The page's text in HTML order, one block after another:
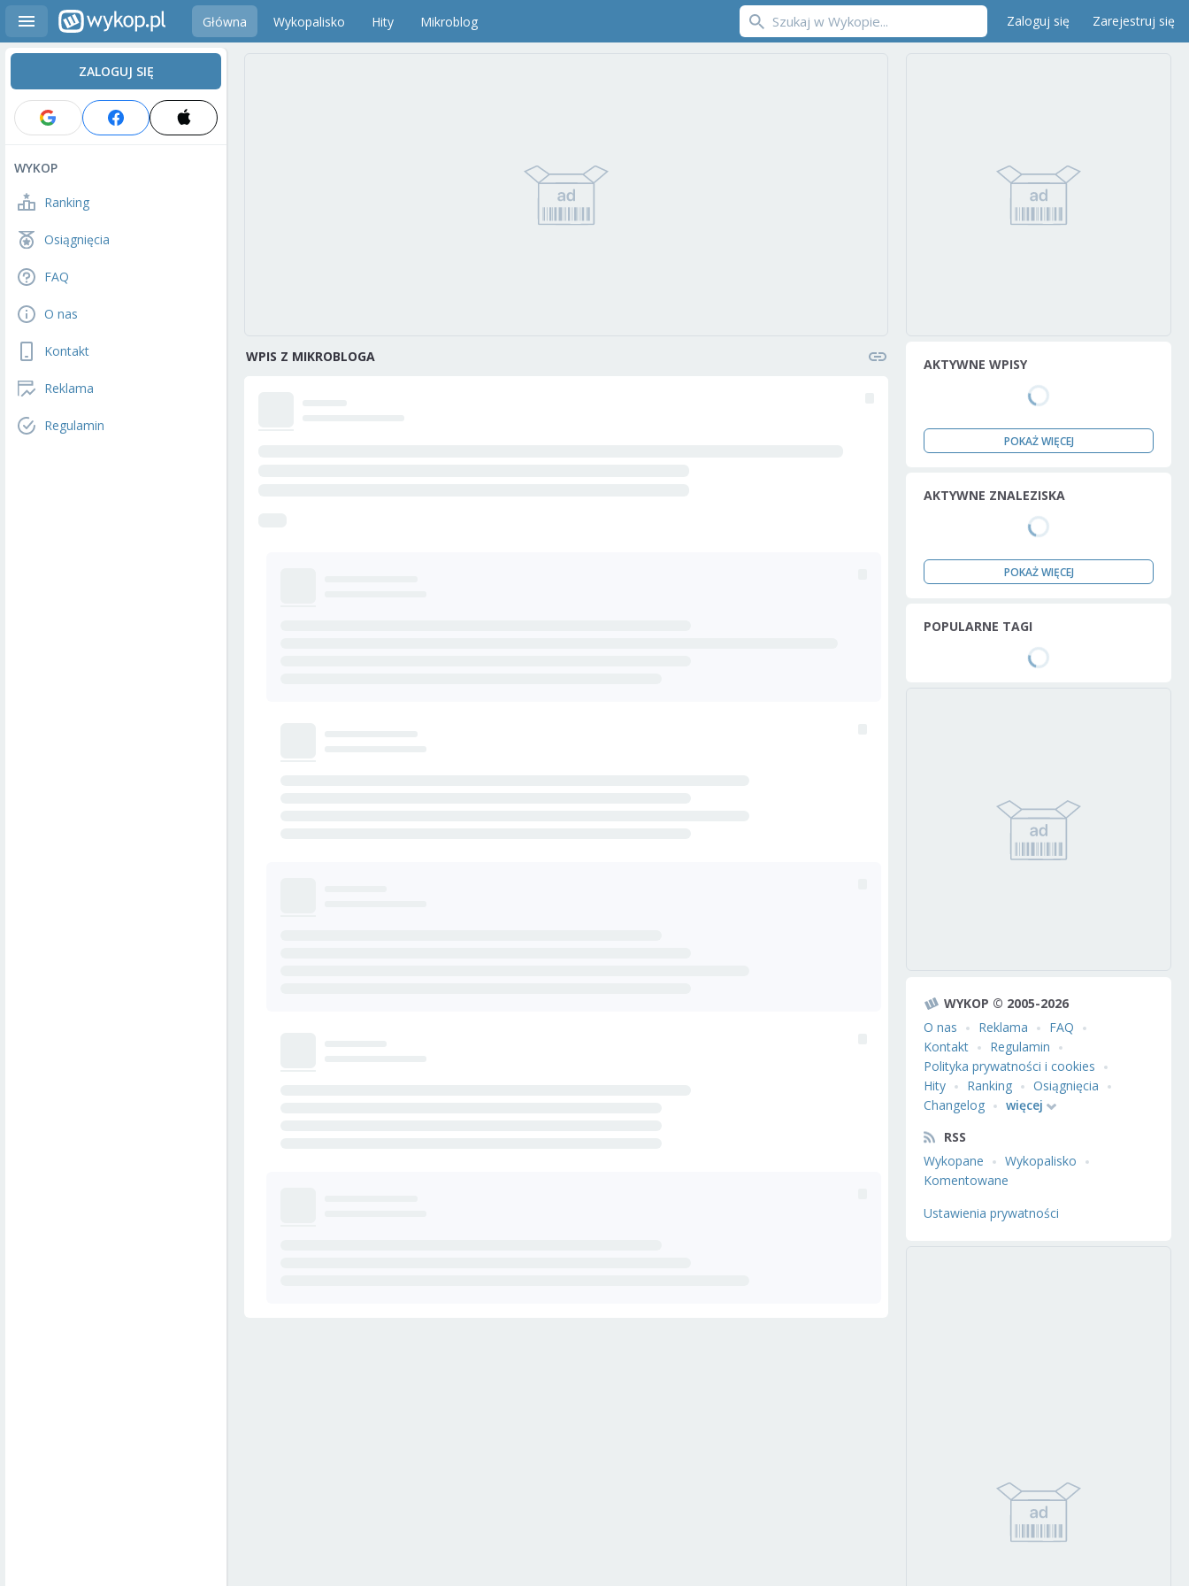
Główna Wykopalisko Hity Mikroblog Zaloguj się Zarejestruj się
ZALOGUJ SIĘ
WYKOP
Ranking
Osiągnięcia
FAQ
O nas
Kontakt
Reklama
Regulamin
WPIS Z MIKROBLOGA AKTYWNE WPISY
POKAŻ WIĘCEJ
AKTYWNE ZNALEZISKA
POKAŻ WIĘCEJ
POPULARNE TAGI
WYKOP © 2005-2026
O nas
Reklama
FAQ
Kontakt
Regulamin
Polityka prywatności i cookies
Hity
Ranking
Osiągnięcia
Changelog
więcej
RSS
Wykopane
Wykopalisko
Komentowane
Ustawienia prywatności